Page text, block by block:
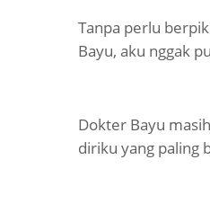
Tanpa perlu
Bayu, aku nggak
Dokter Bayu
diriku yang paling